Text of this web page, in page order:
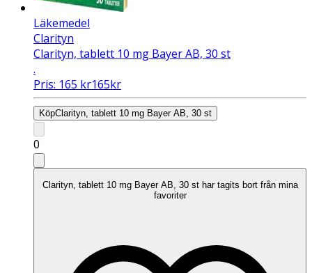
Läkemedel
Clarityn
Clarityn, tablett 10 mg Bayer AB, 30 st
.
Pris: 165 kr165kr
KöpClarityn, tablett 10 mg Bayer AB, 30 st
0
Clarityn, tablett 10 mg Bayer AB, 30 st har tagits bort från mina
favoriter